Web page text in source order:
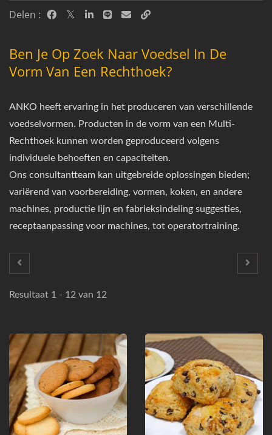
Delen :
Ben Je Op Zoek Naar Voedsel In De
Vorm Van Een Rechthoek?
ANKO heeft ervaring in het produceren van verschillende
voedselvormen. Producten in de vorm van een Multi-
Rechthoek kunnen worden geproduceerd volgens
individuele behoeften en capaciteiten.
Ons consultantteam kan uitgebreide oplossingen bieden;
variërend van voorbereiding, vormen, koken, en andere
machines, productie lijn en fabrieksindeling suggesties,
receptaanpassing voor machines, tot operatortraining.
Resultaat 1 - 12 van 12